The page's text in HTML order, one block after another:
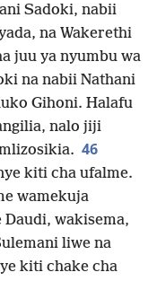
Sadoki, nabii
na Wakerethi
juu ya nyumbu wa
na nabii Nathani
Gihoni. Halafu
nalo jiji
46
kiti cha ufalme.
wamekuja
wakisema,
liwe na
kiti chake cha